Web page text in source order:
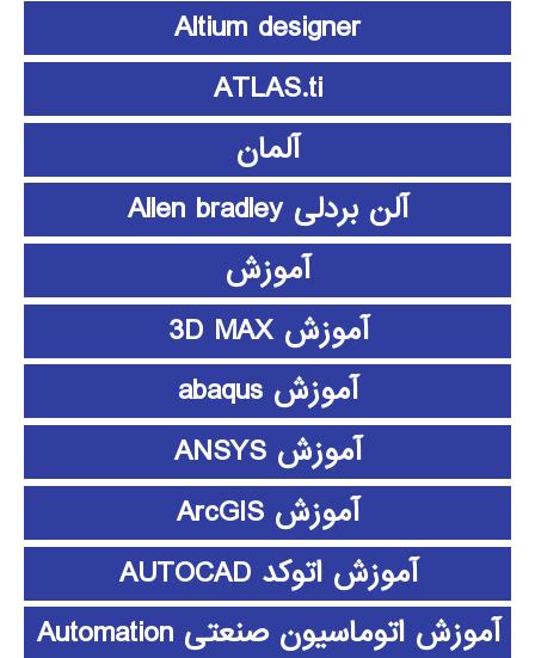
Altium designer
ATLAS.ti
آلمان
آلن بردلی Allen bradley
آموزش
آموزش 3D MAX
آموزش abaqus
آموزش ANSYS
آموزش ArcGIS
آموزش اتوکد AUTOCAD
آموزش اتوماسیون صنعتی Automation